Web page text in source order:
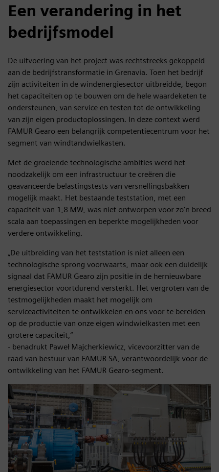
Een verandering in het
bedrijfsmodel
De uitvoering van het project was rechtstreeks gekoppeld
aan de bedrijfstransformatie in Grenavia. Toen het bedrijf
zijn activiteiten in de windenergiesector uitbreidde, begon
het capaciteiten op te bouwen om de hele waardeketen te
ondersteunen, van service en testen tot de ontwikkeling
van zijn eigen productoplossingen. In deze context werd
FAMUR Gearo een belangrijk competentiecentrum voor het
segment van windtandwielkasten.
Met de groeiende technologische ambities werd het
noodzakelijk om een infrastructuur te creëren die
geavanceerde belastingstests van versnellingsbakken
mogelijk maakt. Het bestaande teststation, met een
capaciteit van 1,8 MW, was niet ontworpen voor zo'n breed
scala aan toepassingen en beperkte mogelijkheden voor
verdere ontwikkeling.
„De uitbreiding van het teststation is niet alleen een
technologische sprong voorwaarts, maar ook een duidelijk
signaal dat FAMUR Gearo zijn positie in de hernieuwbare
energiesector voortdurend versterkt. Het vergroten van de
testmogelijkheden maakt het mogelijk om
serviceactiviteiten te ontwikkelen en ons voor te bereiden
op de productie van onze eigen windwielkasten met een
grotere capaciteit,”
- benadrukt Paweł Majcherkiewicz, vicevoorzitter van de
raad van bestuur van FAMUR SA, verantwoordelijk voor de
ontwikkeling van het FAMUR Gearo-segment.